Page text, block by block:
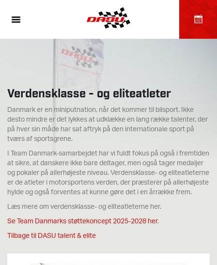
Verdensklasse - og eliteatleter
Danmark er en miniputnation, når det kommer til bilsport. Ikke
desto mindre er det lykkes at udklække en lang række talenter, der
på hver sin måde har sat aftryk på den internationale sport på
tværs af sportsgrene.
I Team Danmark-samarbejdet har vi fuldt fokus på også i fremtiden
at sikre, at danskere ikke bare deltager, men også tager medaljer
og pokaler på allerhøjeste niveau. Verdensklasse- og eliteatleterne
er de atleter i motorsportens verden, der præsterer på allerhøjeste
hylde og også forventes at kunne gøre det i en årrække frem.
Læs mere om verdensklasse- og eliteatleterne her.
Se Team Danmarks støttekoncept 2025-2028 her.
Tilbage til DASU talent & elite